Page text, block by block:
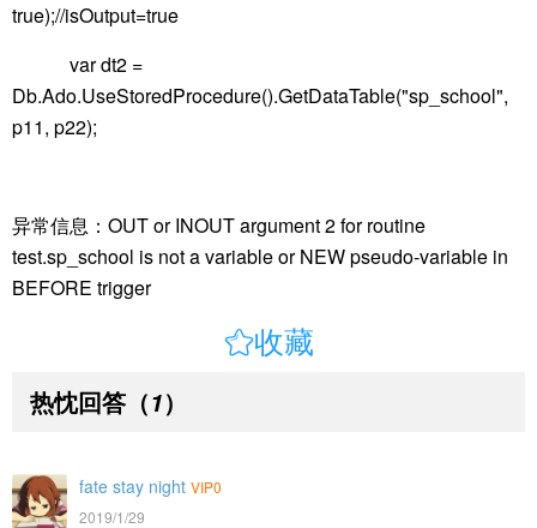
true);//isOutput=true
var dt2 =
Db.Ado.UseStoredProcedure().GetDataTable("sp_school",
p11, p22);
异常信息：OUT or INOUT argument 2 for routine
test.sp_school is not a variable or NEW pseudo-variable in
BEFORE trigger
收藏
热忱回答 （1）
fate stay night VIP0
2019/1/29